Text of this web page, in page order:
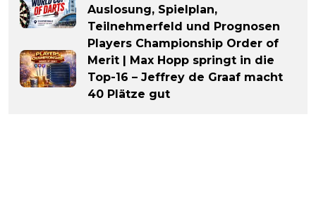
Auslosung, Spielplan,
Teilnehmerfeld und Prognosen
Players Championship Order of
Merit | Max Hopp springt in die
Top-16 – Jeffrey de Graaf macht
40 Plätze gut